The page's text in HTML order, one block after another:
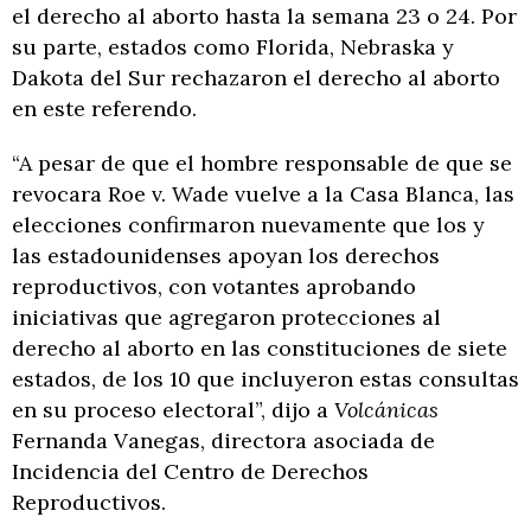
el derecho al aborto hasta la semana 23 o 24. Por
su parte, estados como Florida, Nebraska y
Dakota del Sur rechazaron el derecho al aborto
en este referendo.
“A pesar de que el hombre responsable de que se
revocara Roe v. Wade vuelve a la Casa Blanca, las
elecciones confirmaron nuevamente que los y
las estadounidenses apoyan los derechos
reproductivos, con votantes aprobando
iniciativas que agregaron protecciones al
derecho al aborto en las constituciones de siete
estados, de los 10 que incluyeron estas consultas
en su proceso electoral”, dijo a Volcánicas
Fernanda Vanegas, directora asociada de
Incidencia del Centro de Derechos
Reproductivos.